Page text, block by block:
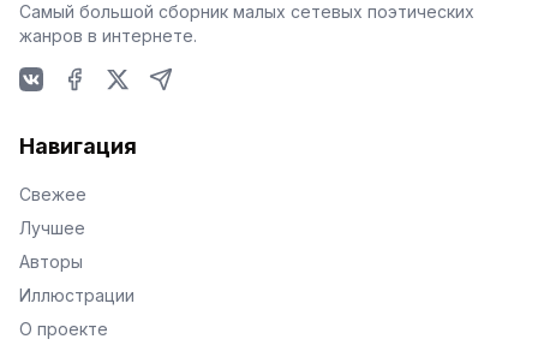
Самый большой сборник малых сетевых поэтических
жанров в интернете.
Навигация
Свежее
Лучшее
Авторы
Иллюстрации
О проекте